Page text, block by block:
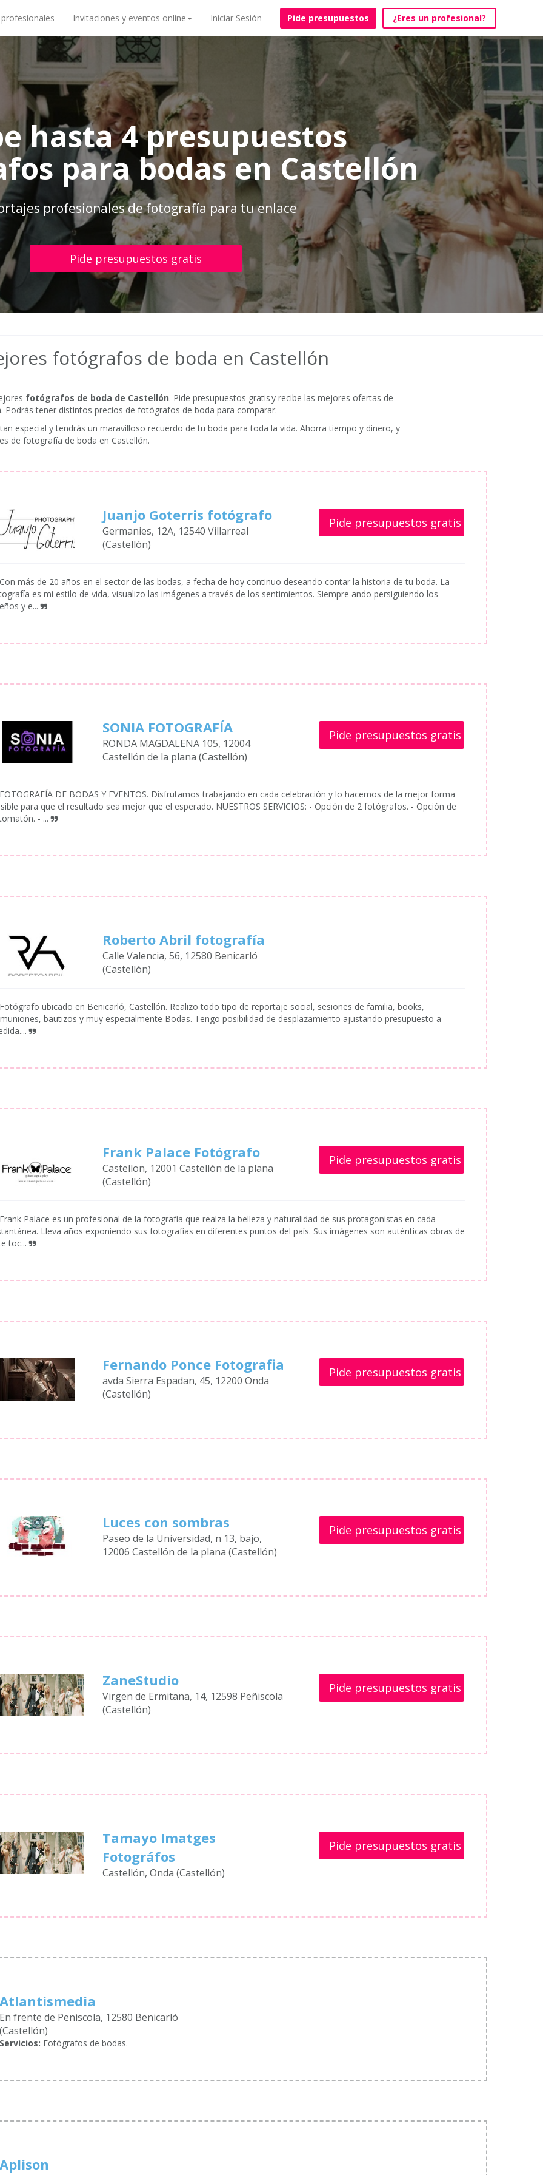
Invitaciones y eventos online Iniciar Sesión Pide presupuestos ¿Eres un profesional?
hasta 4 presupuestos
para bodas en Castellón
profesionales de fotografía para tu enlace
Pide presupuestos gratis
fotógrafos de boda en Castellón
fotógrafos de boda de Castellón. Pide presupuestos gratis y recibe las mejores ofertas de
tener distintos precios de fotógrafos de boda para comparar.
especial y tendrás un maravilloso recuerdo de tu boda para toda la vida. Ahorra tiempo y dinero, y
de fotografía de boda en Castellón.
Juanjo Goterris fotógrafo
Germanies, 12A, 12540 Villarreal
(Castellón)
Pide presupuestos gratis
Con más de 20 años en el sector de las bodas, a fecha de hoy continuo deseando contar la historia de tu boda. La
es mi estilo de vida, visualizo las imágenes a través de los sentimientos. Siempre ando persiguiendo los
y e...
SONIA FOTOGRAFÍA
RONDA MAGDALENA 105, 12004
Castellón de la plana (Castellón)
Pide presupuestos gratis
FOTOGRAFÍA DE BODAS Y EVENTOS. Disfrutamos trabajando en cada celebración y lo hacemos de la mejor forma
para que el resultado sea mejor que el esperado. NUESTROS SERVICIOS: - Opción de 2 fotógrafos. - Opción de
- ...
Roberto Abril fotografía
Calle Valencia, 56, 12580 Benicarló
(Castellón)
Fotógrafo ubicado en Benicarló, Castellón. Realizo todo tipo de reportaje social, sesiones de familia, books,
bautizos y muy especialmente Bodas. Tengo posibilidad de desplazamiento ajustando presupuesto a
Frank Palace Fotógrafo
Castellon, 12001 Castellón de la plana
(Castellón)
Pide presupuestos gratis
Frank Palace es un profesional de la fotografía que realza la belleza y naturalidad de sus protagonistas en cada
Lleva años exponiendo sus fotografías en diferentes puntos del país. Sus imágenes son auténticas obras de
toc...
Fernando Ponce Fotografia
avda Sierra Espadan, 45, 12200 Onda
(Castellón)
Pide presupuestos gratis
Luces con sombras
Paseo de la Universidad, n 13, bajo,
12006 Castellón de la plana (Castellón)
Pide presupuestos gratis
ZaneStudio
Virgen de Ermitana, 14, 12598 Peñiscola
(Castellón)
Pide presupuestos gratis
Tamayo Imatges
Fotográfos
Castellón, Onda (Castellón)
Pide presupuestos gratis
Atlantismedia
En frente de Peniscola, 12580 Benicarló
(Castellón)
Servicios: Fotógrafos de bodas.
Aplison